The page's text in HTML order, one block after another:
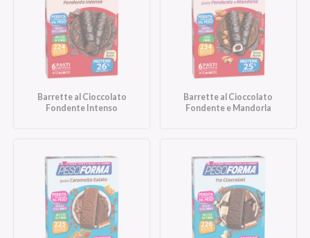
Barrette al Cioccolato
Fondente Intenso
Barrette al Cioccolato
Fondente e Mandorla